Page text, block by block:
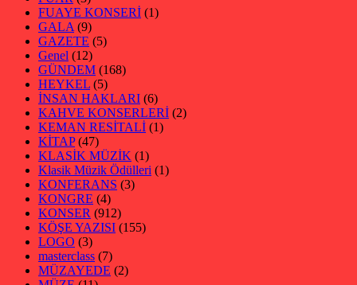
FUAYE KONSERİ (1)
GALA (9)
GAZETE (5)
Genel (12)
GÜNDEM (168)
HEYKEL (5)
İNSAN HAKLARI (6)
KAHVE KONSERLERİ (2)
KEMAN RESİTALİ (1)
KİTAP(47)
KLASİK MÜZİK (1)
Klasik Müzik Ödülleri (1)
KONFERANS (3)
KONGRE (4)
KONSER (912)
KÖŞE YAZISI (155)
LOGO (3)
masterclass (7)
MÜZAYEDE (2)